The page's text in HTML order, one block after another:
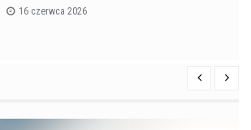
16 czerwca 2026